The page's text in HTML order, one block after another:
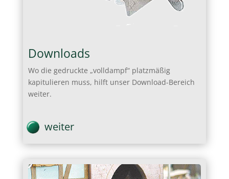
Downloads
Wo die gedruckte „volldampf“ platzmäßig
kapitulieren muss, hilft unser Download-Bereich
weiter.
weiter